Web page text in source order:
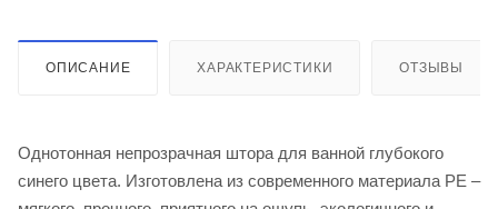
ОПИСАНИЕ ХАРАКТЕРИСТИКИ ОТЗЫВЫ
Однотонная непрозрачная штора для ванной глубокого
синего цвета. Изготовлена из современного материала PE –